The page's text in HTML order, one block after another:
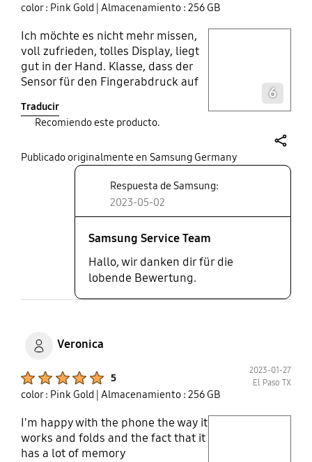
color : Pink Gold | Almacenamiento : 256 GB
Ich möchte es nicht mehr missen,
voll zufrieden, tolles Display, liegt
gut in der Hand. Klasse, dass der
Sensor für den Fingerabdruck auf
Traducir
6
Recomiendo este producto.
Publicado originalmente en Samsung Germany
Respuesta de Samsung:
2023-05-02
Samsung Service Team
Hallo, wir danken dir für die
lobende Bewertung.
Veronica
5
2023-01-27
El Paso TX
color : Pink Gold | Almacenamiento : 256 GB
I'm happy with the phone the way it
works and folds and the fact that it
has a lot of memory